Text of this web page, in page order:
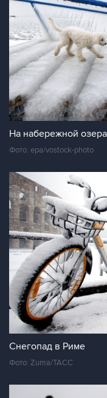
На набережной
Фото: epa/vostock-photo
Снегопад в Риме
Фото: Zuma/ТАСС